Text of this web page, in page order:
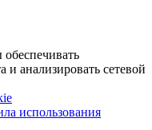
и анализировать сетевой
использования